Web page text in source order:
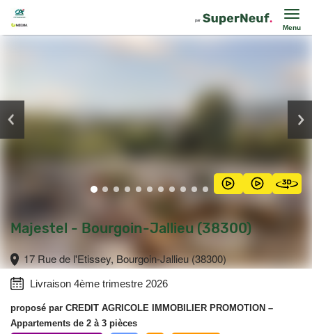
Menu
Majestel - Bourgoin-Jallieu (38300)
17 Rue de l'Etissey, Bourgoin-Jallieu (38300)
Livraison 4ème trimestre 2026
proposé par CREDIT AGRICOLE IMMOBILIER PROMOTION –
Appartements de 2 à 3 pièces